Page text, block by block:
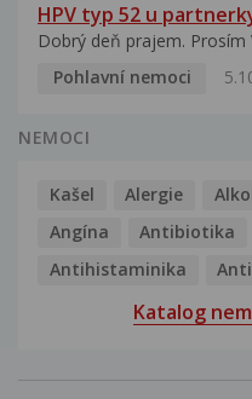
HPV typ 52 u
Dobrý deň prajem. Prosím
Pohlavní nemoci
NEMOCI
Kašel Alergie
Angína
Antibiotika
Antihistaminika
Katalog